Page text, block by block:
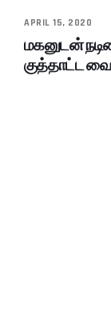
APRIL 15, 2020
மகனுடன்
குத்தாட்ட